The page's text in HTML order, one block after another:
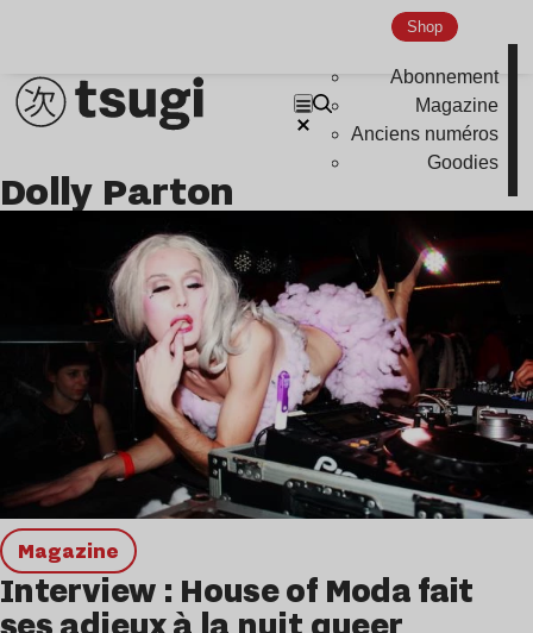
Shop
Abonnement
Magazine
Anciens numéros
Goodies
Dolly Parton
magazine
Interview : House of Moda fait